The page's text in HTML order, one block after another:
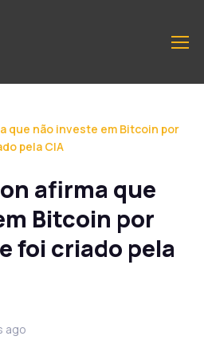
que não investe em Bitcoin por
pela CIA
afirma que
Bitcoin por
foi criado pela
ago